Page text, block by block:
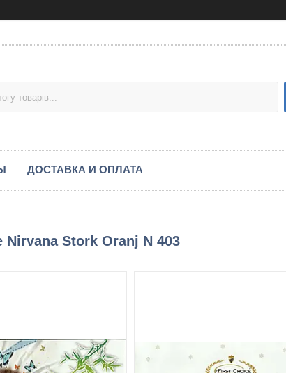
ДОСТАВКА И ОПЛАТА
Nirvana Stork Oranj N 403